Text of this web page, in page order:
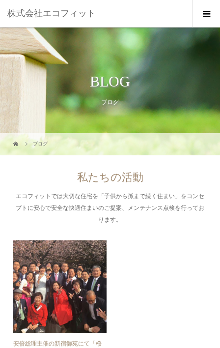
株式会社エコフィット
BLOG
ブログ
ブログ
私たちの活動
エコフィットでは大切な住宅を「子供から孫まで続く住まい」をコンセ
プトに安心で安全な快適住まいのご提案、メンテナンス点検を行ってお
ります。
安倍総理主催の新宿御苑にて「桜